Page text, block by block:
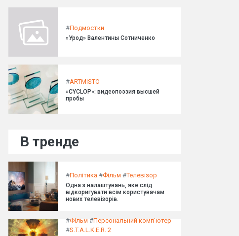
#Подмостки
»Урод» Валентины Сотниченко
#ARTMISTO
»CYCLOP»: видеопоэзия высшей
пробы
В тренде
#Політика #Фільм #Телевізор
Одна з налаштувань, яке слід
відкоригувати всім користувачам
нових телевізорів.
#Фільм #Персональний комп'ютер
#S.T.A.L.K.E.R. 2